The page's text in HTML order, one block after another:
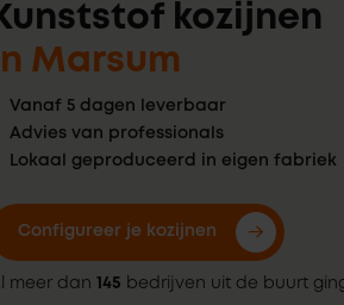
kozijnen
Marsum
Vanaf 5 dagen leverbaar
Advies van professionals
Lokaal geproduceerd in eigen fabriek
Configureer je kozijnen
meer dan 145 bedrijven uit de buurt